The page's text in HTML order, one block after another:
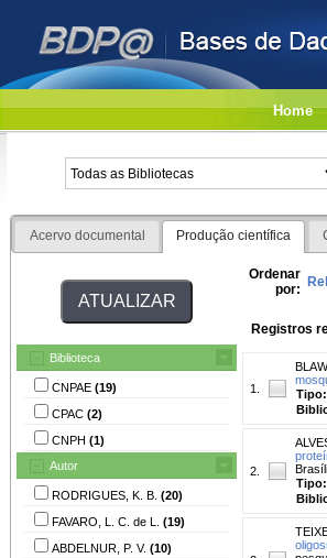
Home
Acervo documental Produção científica
Biblioteca
CNPAE (19)
CPAC (2)
CNPH (1)
Autor
RODRIGUES, K. B. (20)
FAVARO, L. C. de L. (19)
ABDELNUR, P. V. (10)
Ordenar
por:
Registros
1.
Tipo:
2.
Tipo: